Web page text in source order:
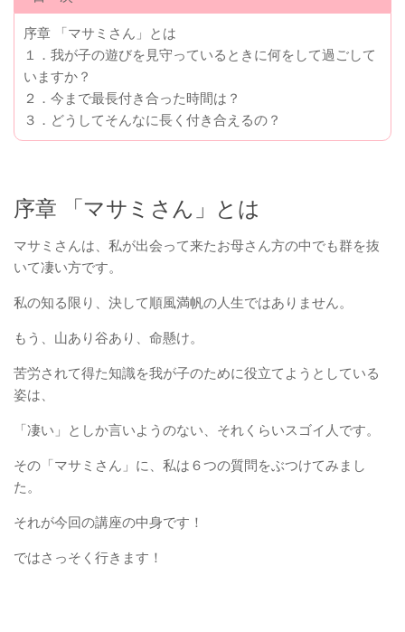
序章 「マサミさん」とは
１．我が子の遊びを見守っているときに何をして過ごして
いますか？
２．今まで最長付き合った時間は？
３．どうしてそんなに長く付き合えるの？
序章 「マサミさん」とは
マサミさんは、私が出会って来たお母さん方の中でも群を抜
いて凄い方です。
私の知る限り、決して順風満帆の人生ではありません。
もう、山あり谷あり、命懸け。
苦労されて得た知識を我が子のために役立てようとしている
姿は、
「凄い」としか言いようのない、それくらいスゴイ人です。
その「マサミさん」に、私は６つの質問をぶつけてみまし
た。
それが今回の講座の中身です！
ではさっそく行きます！